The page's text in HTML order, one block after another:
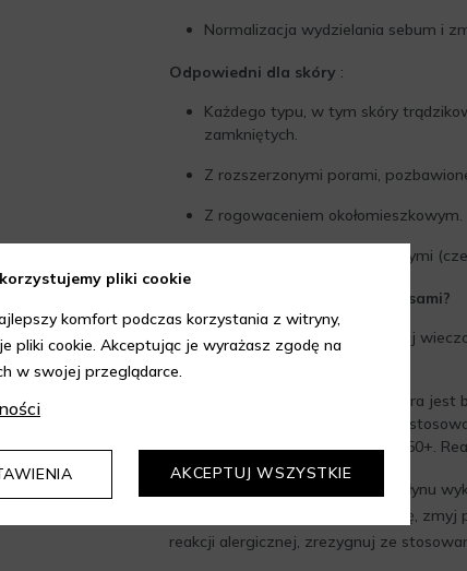
Normalizacja wydzielania sebum i
Odpowiedni dla skóry :
Każdego typu, w tym skóry
zamkniętych.
Z rozszerzonymi porami,
Z rogowaceniem okołomieszkowym.
Z przebarwieniami pozapalnymi
Jak przeprowadzić kurację kwasami?
Płyn mikrozłuszczający stosuj
codziennie.
Podczas kuracji kwasami skóra
słonecznego, dlatego należy
lekką emulsję ochronną SPF 50+.
: Przed zastosowaniem płynu
odrobinę produktu na czystą skórę,
reakcji alergicznej, zrezygnuj ze
pliki cookie
komfort podczas korzystania z witryny,
pliki cookie. Akceptując je wyrażasz zgodę na
w swojej przeglądarce.
AKCEPTUJ WSZYSTKIE